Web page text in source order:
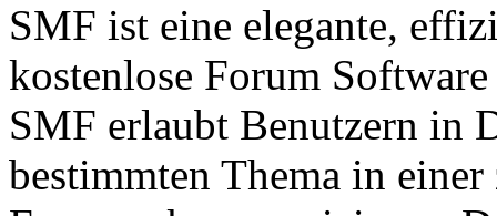
SMF ist eine elegante,
kostenlose Forum
SMF erlaubt Benutzern in
bestimmten Thema in